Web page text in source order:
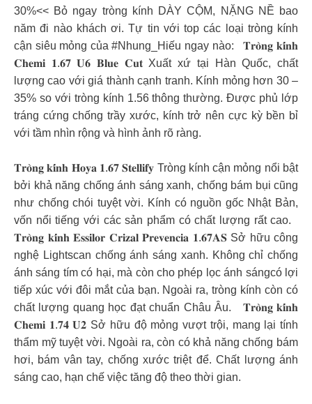
30%<< Bỏ ngay tròng kính DÀY CỘM, NẶNG NỀ bao
năm đi nào khách ơi. Tự tin với top các loại tròng kính
cận siêu mỏng của #Nhung_Hiếu ngay nào: 𝐓𝐫𝐨̀𝐧𝐠 𝐤𝐢́𝐧𝐡
𝐂𝐡𝐞𝐦𝐢 𝟏.𝟔𝟕 𝐔𝟔 𝐁𝐥𝐮𝐞 𝐂𝐮𝐭 Xuất xứ tại Hàn Quốc, chất
lượng cao với giá thành cạnh tranh. Kính mỏng hơn 30 –
35% so với tròng kính 1.56 thông thường. Được phủ lớp
tráng cứng chống trầy xước, kính trở nên cực kỳ bền bỉ
với tầm nhìn rộng và hình ảnh rõ ràng.
𝐓𝐫𝐨̀𝐧𝐠 𝐤𝐢́𝐧𝐡 𝐇𝐨𝐲𝐚 𝟏.𝟔𝟕 𝐒𝐭𝐞𝐥𝐥𝐢𝐟𝐲 Tròng kính cận mỏng nổi bật
bởi khả năng chống ánh sáng xanh, chống bám bụi cũng
như chống chói tuyệt vời. Kính có nguồn gốc Nhật Bản,
vốn nổi tiếng với các sản phẩm có chất lượng rất cao.
𝐓𝐫𝐨̀𝐧𝐠 𝐤𝐢́𝐧𝐡 𝐄𝐬𝐬𝐢𝐥𝐨𝐫 𝐂𝐫𝐢𝐳𝐚𝐥 𝐏𝐫𝐞𝐯𝐞𝐧𝐜𝐢𝐚 𝟏.𝟔𝟕𝐀𝐒 Sở hữu công
nghệ Lightscan chống ánh sáng xanh. Không chỉ chống
ánh sáng tím có hại, mà còn cho phép lọc ánh sángcó lợi
tiếp xúc với đôi mắt của bạn. Ngoài ra, tròng kính còn có
chất lượng quang học đạt chuẩn Châu Âu. 𝐓𝐫𝐨̀𝐧𝐠 𝐤𝐢́𝐧𝐡
𝐂𝐡𝐞𝐦𝐢 𝟏.𝟕𝟒 𝐔𝟐 Sở hữu độ mỏng vượt trội, mang lại tính
thẩm mỹ tuyệt vời. Ngoài ra, còn có khả năng chống bám
hơi, bám vân tay, chống xước triệt để. Chất lượng ánh
sáng cao, hạn chế việc tăng độ theo thời gian.